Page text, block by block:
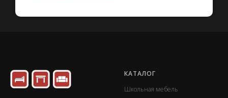
КАТАЛОГ
Школьная мебель